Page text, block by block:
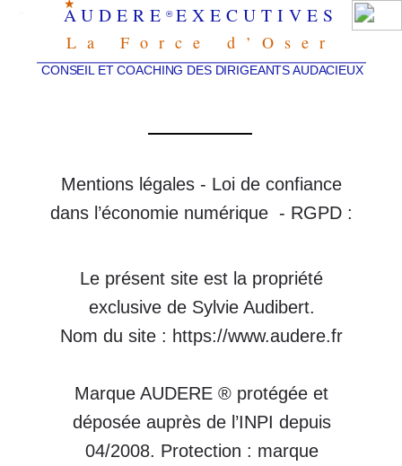
®
CONSEIL ET COACHING DES DIRIGEANTS AUDACIEUX
Mentions légales - Loi de confiance
Le présent site est la propriété
exclusive de Sylvie Audibert.
Marque AUDERE ® protégée et
déposée auprès de l’INPI depuis
européenne (EUIPO) et
Siège sur Paris et bureaux sur Paris et
Yvelines (Saint-Germain-en-Laye)